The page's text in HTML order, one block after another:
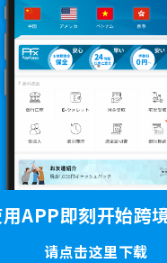
APP即刻开始跨
请点击这里下载